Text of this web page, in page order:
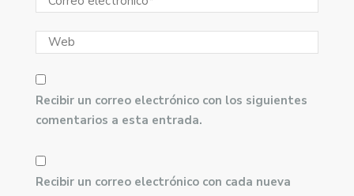
Recibir un correo electrónico con los siguientes
comentarios a esta entrada.
Recibir un correo electrónico con cada nueva